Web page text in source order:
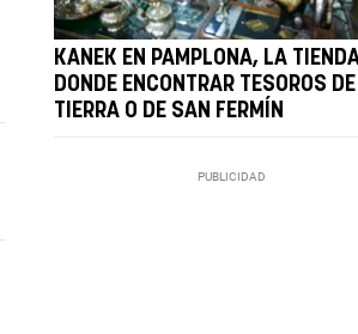
KANEK EN PAMPLONA, LA
DONDE ENCONTRAR TESOROS
TIERRA O DE SAN FERMÍN